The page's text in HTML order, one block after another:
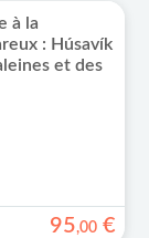
à la
: Húsavík
et des
95,00 €